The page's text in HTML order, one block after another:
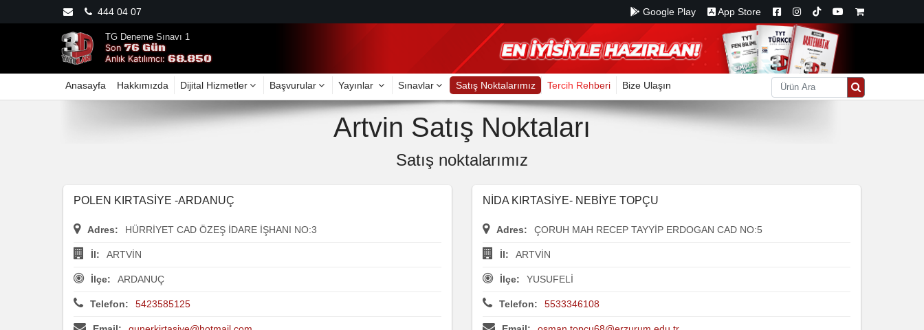
444 04 07 Google Play App Store
TG Deneme Sınavı 1
Son76 Gün
Anlık Katılımcı: 68.850
Anasayfa Hakkımızda Dijital Hizmetler Başvurular Yayınlar Sınavlar Satış Noktalarımız Tercih Rehberi Bize Ulaşın
Artvin Satış Noktaları
Satış noktalarımız
POLEN KIRTASİYE -ARDANUÇ
Adres: HÜRRİYET CAD ÖZEŞ İDARE İŞHANI NO:3
İl: ARTVİN
İlçe: ARDANUÇ
Telefon: 5423585125
NİDA KIRTASİYE- NEBİYE TOPÇU
Adres: ÇORUH MAH RECEP TAYYİP ERDOGAN CAD NO:5
İl: ARTVİN
İlçe: YUSUFELİ
Telefon: 5533346108